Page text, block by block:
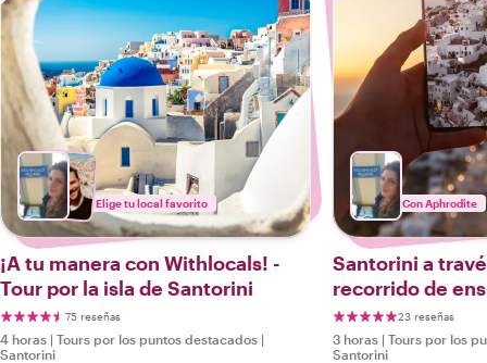
Elige tu local favorito
¡A tu manera con Withlocals! -
Tour por la isla de Santorini
75 reseñas
4 horas | Tours por los puntos destacados |
Santorini
Con Aphrodite
Santorini a
recorrido de
Instagrammers
23 reseñas
3 horas | Tours por los
Santorini